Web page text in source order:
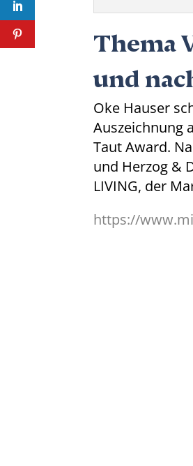
Thema
und
Oke Hauser
Auszeichnung
Taut Award.
und Herzog &
LIVING, der
https://